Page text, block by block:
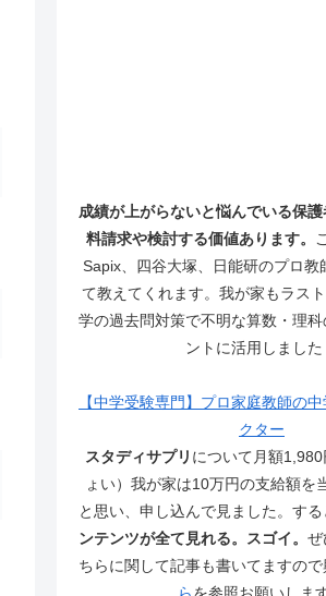
成績が上がらないと悩んでいる保
料請求や検討する価値あります。
Sapix、四谷大塚、日能研のプロ教
て教えてくれます。我が家もラス
学の過去問対策で不明な算数・理
ントに活用しました
【中学受験専門】プロ家庭教師の
クター
スタディサプリ について月額
ょい）我が家は10万円の支給額を
と思い、申し込んで見ました。する
ンテンツが全て見れる。スゴイ。 ぜ
ちらに関して記事も書いてますの